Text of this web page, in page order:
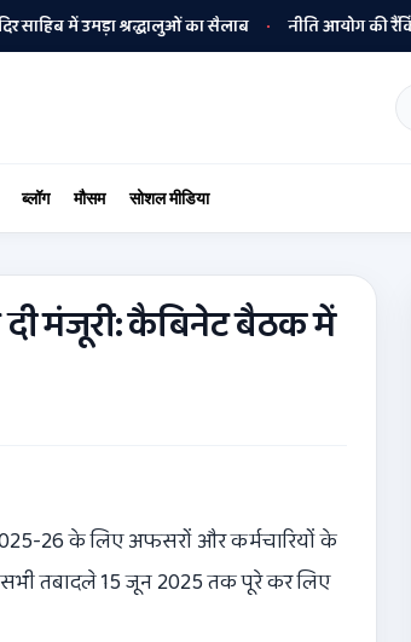
में उमड़ा श्रद्धालुओं का सैलाब • नीति आयोग की रैंकिंग में
ब्लॉग मौसम सोशल मीडिया
दी मंजूरी: कैबिनेट बैठक में
26 के लिए अफसरों और कर्मचारियों के
तबादले 15 जून 2025 तक पूरे कर लिए